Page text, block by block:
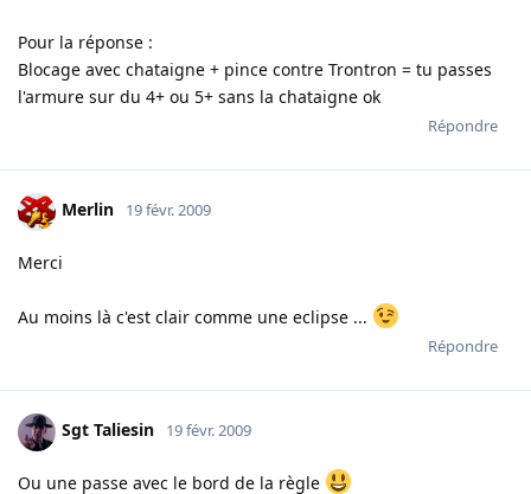
Pour la réponse :
Blocage avec chataigne + pince contre Trontron = tu passes
l'armure sur du 4+ ou 5+ sans la chataigne ok
Répondre
Merlin 19 févr. 2009
Merci
Au moins là c'est clair comme une eclipse ...
Répondre
Sgt Taliesin 19 févr. 2009
Ou une passe avec le bord de la règle